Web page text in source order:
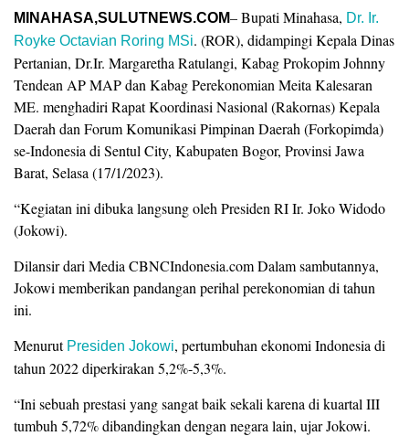
MINAHASA,SULUTNEWS.COM– Bupati Minahasa, Dr. Ir.
Royke Octavian Roring MSi. (ROR), didampingi Kepala Dinas
Pertanian, Dr.Ir. Margaretha Ratulangi, Kabag Prokopim Johnny
Tendean AP MAP dan Kabag Perekonomian Meita Kalesaran
ME. menghadiri Rapat Koordinasi Nasional (Rakornas) Kepala
Daerah dan Forum Komunikasi Pimpinan Daerah (Forkopimda)
se-Indonesia di Sentul City, Kabupaten Bogor, Provinsi Jawa
Barat, Selasa (17/1/2023).
“Kegiatan ini dibuka langsung oleh Presiden RI Ir. Joko Widodo
(Jokowi).
Dilansir dari Media CBNCIndonesia.com Dalam sambutannya,
Jokowi memberikan pandangan perihal perekonomian di tahun
ini.
Menurut Presiden Jokowi, pertumbuhan ekonomi Indonesia di
tahun 2022 diperkirakan 5,2%-5,3%.
“Ini sebuah prestasi yang sangat baik sekali karena di kuartal III
tumbuh 5,72% dibandingkan dengan negara lain, ujar Jokowi.